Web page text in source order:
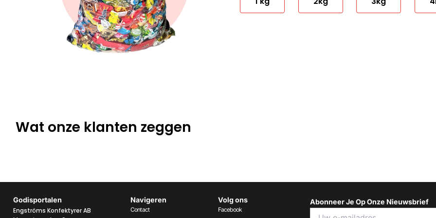
Wat onze klanten zeggen
Godisportalen
Engströms Konfektyrer AB
Navigeren
Contact
Volg ons
Facebook
Abonneer Je Op Onze Nieuwsbrief